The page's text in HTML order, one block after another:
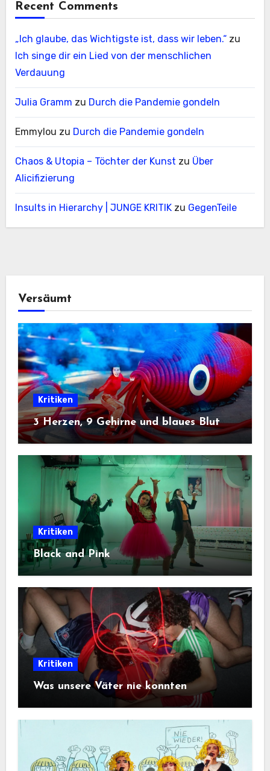
Recent Comments
„Ich glaube, das Wichtigste ist, dass wir leben.“zu
Ich singe dir ein Lied von der menschlichen
Verdauung
Julia Gramm zu Durch die Pandemie gondeln
Emmylou zu Durch die Pandemie gondeln
Chaos & Utopia – Töchter der Kunst zu Über
Alicifizierung
Insults in Hierarchy | JUNGE KRITIKzu GegenTeile
Versäumt
Kritiken
3 Herzen, 9 Gehirne und blaues Blut
Kritiken
Black and Pink
Kritiken
Was unsere Väter nie konnten